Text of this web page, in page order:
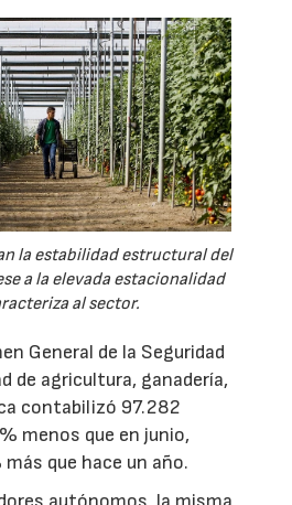
la estabilidad estructural del
a la elevada estacionalidad
al sector.
General de la Seguridad
de agricultura, ganadería,
contabilizó 97.282
menos que en junio,
que hace un año.